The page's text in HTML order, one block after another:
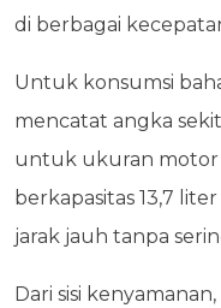
di berbagai
Untuk konsumsi
mencatat angka
untuk ukuran motor
berkapasitas 13,7
jarak jauh tanpa
Dari sisi